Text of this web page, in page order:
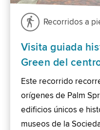
Recorridos a
Visita guiada
Green del
Este recorrido
orígenes de Palm
edificios únicos e
museos de la